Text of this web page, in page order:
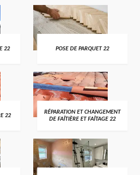
22 POSE DE PARQUET 22
22
RÉPARATION ET CHANGEMENT
DE FAÎTIÈRE ET FAÎTAGE 22